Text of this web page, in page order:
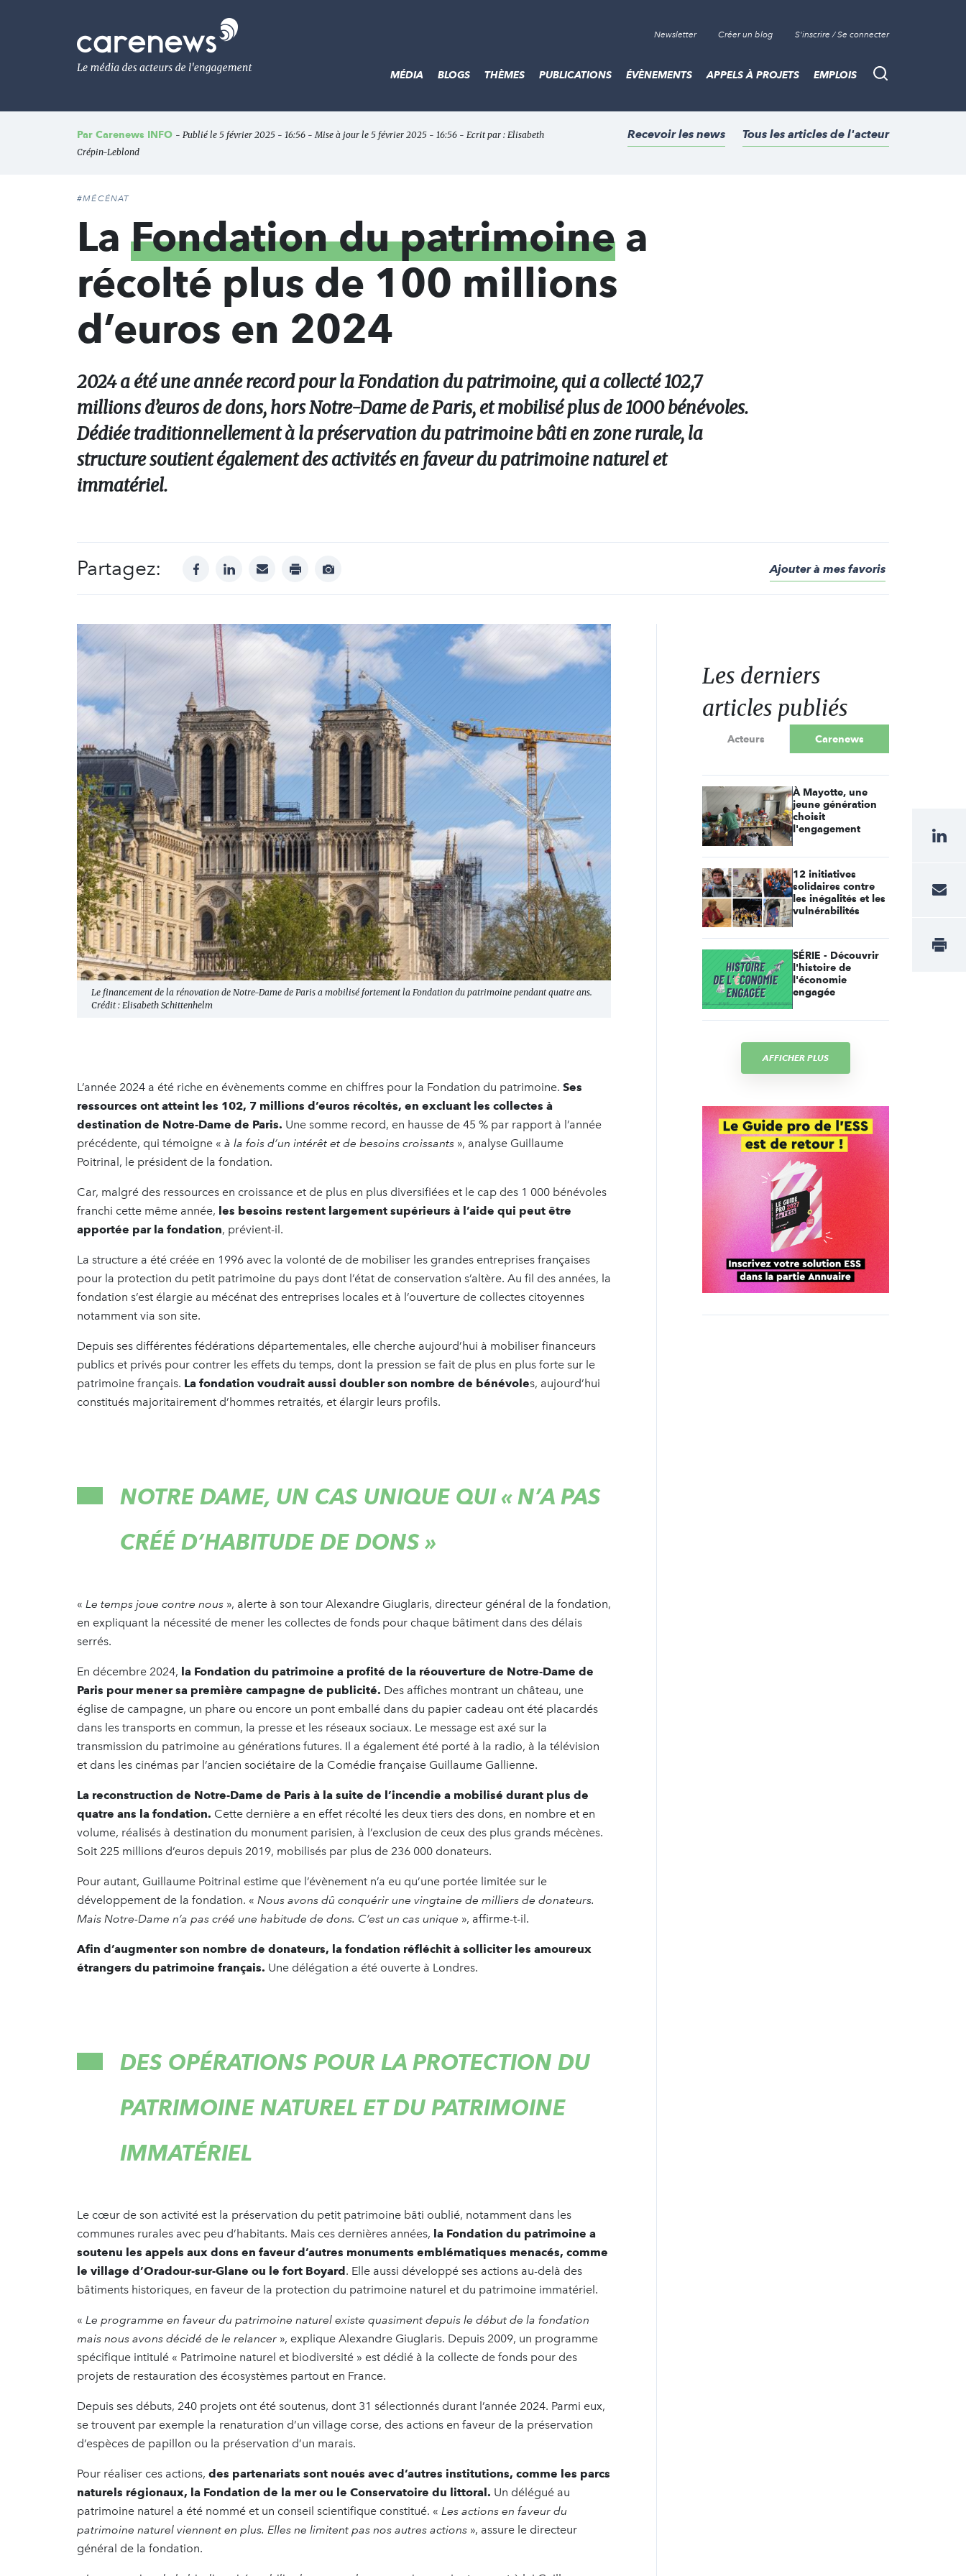
Le
média
de
l'engagement
Newsletter Créer un blog S'inscrire / Se connecter
Recherche
MÉDIA BLOGS THÈMES PUBLICATIONS ÉVÈNEMENTS APPELS À PROJETS EMPLOIS
Par Carenews INFO - Publié le 5 février 2025 - 16:56 - Mise à jour le 5 février 2025 - 16:56 - Ecrit par : Elisabeth
Crépin-Leblond
Recevoir les news Tous les articles de l'acteur
#MÉCÉNAT
La Fondation du patrimoine a
récolté plus de 100 millions
d’euros en 2024
2024 a été une année record pour la Fondation du patrimoine, qui a collecté 102,7
millions d’euros de dons, hors Notre-Dame de Paris, et mobilisé plus de 1000 bénévoles.
Dédiée traditionnellement à la préservation du patrimoine bâti en zone rurale, la
structure soutient également des activités en faveur du patrimoine naturel et
immatériel.
Partagez: facebooklinkedinmail print
Afficher
Ajouter à mes favoris
Le financement de la rénovation de Notre-Dame de Paris a mobilisé fortement la Fondation du patrimoine pendant quatre ans.
Crédit : Elisabeth Schittenhelm
L’année 2024 a été riche en évènements comme en chiffres pour la Fondation du patrimoine. Ses
ressources ont atteint les 102, 7 millions d’euros récoltés, en excluant les collectes à
destination de Notre-Dame de Paris. Une somme record, en hausse de 45 % par rapport à l’année
précédente, qui témoigne « à la fois d’un intérêt et de besoins croissants », analyse Guillaume
Poitrinal, le président de la fondation.
Car, malgré des ressources en croissance et de plus en plus diversifiées et le cap des 1 000 bénévoles
franchi cette même année, les besoins restent largement supérieurs à l’aide qui peut être
apportée par la fondation, prévient-il.
La structure a été créée en 1996 avec la volonté de de mobiliser les grandes entreprises françaises
pour la protection du petit patrimoine du pays dont l’état de conservation s’altère. Au fil des années, la
fondation s’est élargie au mécénat des entreprises locales et à l’ouverture de collectes citoyennes
notamment via son site.
Depuis ses différentes fédérations départementales, elle cherche aujourd’hui à mobiliser financeurs
publics et privés pour contrer les effets du temps, dont la pression se fait de plus en plus forte sur le
patrimoine français. La fondation voudrait aussi doubler son nombre de bénévoles, aujourd’hui
constitués majoritairement d’hommes retraités, et élargir leurs profils.
NOTRE DAME, UN CAS UNIQUE QUI « N’A PAS
CRÉÉ D’HABITUDE DE DONS »
« Le temps joue contre nous », alerte à son tour Alexandre Giuglaris, directeur général de la fondation,
en expliquant la nécessité de mener les collectes de fonds pour chaque bâtiment dans des délais
serrés.
En décembre 2024, la Fondation du patrimoine a profité de la réouverture de Notre-Dame de
Paris pour mener sa première campagne de publicité. Des affiches montrant un château, une
église de campagne, un phare ou encore un pont emballé dans du papier cadeau ont été placardés
dans les transports en commun, la presse et les réseaux sociaux. Le message est axé sur la
transmission du patrimoine au générations futures. Il a également été porté à la radio, à la télévision
et dans les cinémas par l’ancien sociétaire de la Comédie française Guillaume Gallienne.
La reconstruction de Notre-Dame de Paris à la suite de l’incendie a mobilisé durant plus de
quatre ans la fondation. Cette dernière a en effet récolté les deux tiers des dons, en nombre et en
volume, réalisés à destination du monument parisien, à l’exclusion de ceux des plus grands mécènes.
Soit 225 millions d’euros depuis 2019, mobilisés par plus de 236 000 donateurs.
Pour autant, Guillaume Poitrinal estime que l’évènement n’a eu qu’une portée limitée sur le
développement de la fondation. « Nous avons dû conquérir une vingtaine de milliers de donateurs.
Mais Notre-Dame n’a pas créé une habitude de dons. C’est un cas unique », affirme-t-il.
Afin d’augmenter son nombre de donateurs, la fondation réfléchit à solliciter les amoureux
étrangers du patrimoine français. Une délégation a été ouverte à Londres.
DES OPÉRATIONS POUR LA PROTECTION DU
PATRIMOINE NATUREL ET DU PATRIMOINE
IMMATÉRIEL
Le cœur de son activité est la préservation du petit patrimoine bâti oublié, notamment dans les
communes rurales avec peu d’habitants. Mais ces dernières années, la Fondation du patrimoine a
soutenu les appels aux dons en faveur d’autres monuments emblématiques menacés, comme
le village d’Oradour-sur-Glane ou le fort Boyard. Elle aussi développé ses actions au-delà des
bâtiments historiques, en faveur de la protection du patrimoine naturel et du patrimoine immatériel.
« Le programme en faveur du patrimoine naturel existe quasiment depuis le début de la fondation
mais nous avons décidé de le relancer », explique Alexandre Giuglaris. Depuis 2009, un programme
spécifique intitulé « Patrimoine naturel et biodiversité » est dédié à la collecte de fonds pour des
projets de restauration des écosystèmes partout en France.
Depuis ses débuts, 240 projets ont été soutenus, dont 31 sélectionnés durant l’année 2024. Parmi eux,
se trouvent par exemple la renaturation d’un village corse, des actions en faveur de la préservation
d’espèces de papillon ou la préservation d’un marais.
Pour réaliser ces actions, des partenariats sont noués avec d’autres institutions, comme les parcs
naturels régionaux, la Fondation de la mer ou le Conservatoire du littoral. Un délégué au
patrimoine naturel a été nommé et un conseil scientifique constitué. « Les actions en faveur du
patrimoine naturel viennent en plus. Elles ne limitent pas nos autres actions », assure le directeur
général de la fondation.
Les derniers
articles publiés
Acteurs Carenews
À Mayotte, une
jeune génération
choisit
l'engagement
12 initiatives
solidaires contre
les inégalités et les
vulnérabilités
SÉRIE - Découvrir
l'histoire de
l'économie
engagée
AFFICHER PLUS